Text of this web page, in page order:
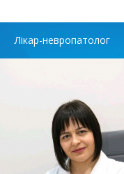
Лікар-невропатолог